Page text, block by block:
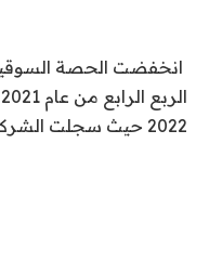
2022 حيث سجلت الشركة نموًا سنويًا سلبيًا بنسبة 31.8٪.